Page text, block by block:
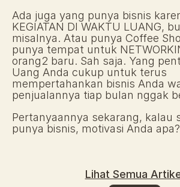
Ada juga yang punya bisnis
KEGIATAN DI WAKTU LUANG,
misalnya. Atau punya Coffee
punya tempat untuk
orang2 baru. Sah saja. Yang
Uang Anda cukup untuk terus
mempertahankan bisnis Anda
penjualannya tiap bulan nggak
Pertanyaannya sekarang, kalau
punya bisnis, motivasi Anda apa?
Lihat Semua